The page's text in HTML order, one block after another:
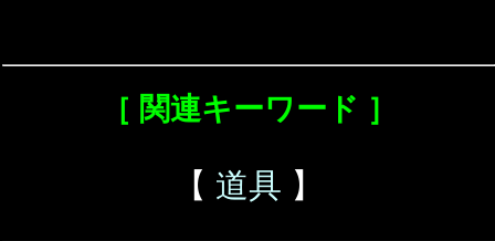
［ 関連キーワード ］
【 道具 】